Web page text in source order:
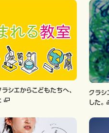
シエからこどもたちへ、
クラシ
した。